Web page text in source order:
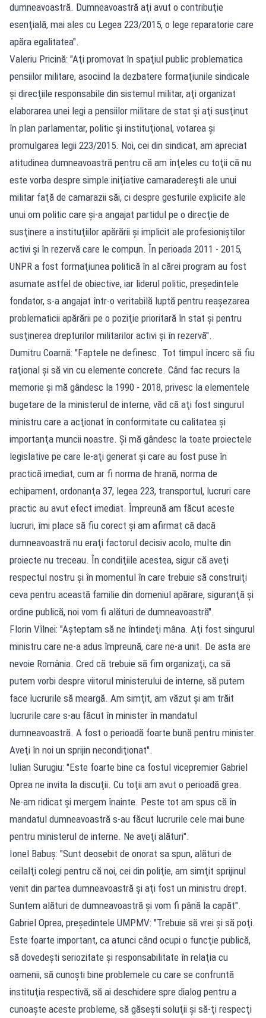
dumneavoastră. Dumneavoastră aţi avut o contribuţie
esenţială, mai ales cu Legea 223/2015, o lege reparatorie care
apăra egalitatea".
Valeriu Pricină: "Aţi promovat în spaţiul public problematica
pensiilor militare, asociind la dezbatere formaţiunile sindicale
şi direcţiile responsabile din sistemul militar, aţi organizat
elaborarea unei legi a pensiilor militare de stat şi aţi susţinut
în plan parlamentar, politic şi instituţional, votarea şi
promulgarea legii 223/2015. Noi, cei din sindicat, am apreciat
atitudinea dumneavoastră pentru că am înţeles cu toţii că nu
este vorba despre simple iniţiative camaradereşti ale unui
militar faţă de camarazii săi, ci despre gesturile explicite ale
unui om politic care şi-a angajat partidul pe o direcţie de
susţinere a instituţiilor apărării şi implicit ale profesioniştilor
activi şi în rezervă care le compun. În perioada 2011 - 2015,
UNPR a fost formaţiunea politică în al cărei program au fost
asumate astfel de obiective, iar liderul politic, preşedintele
fondator, s-a angajat într-o veritabilă luptă pentru reaşezarea
problematicii apărării pe o poziţie prioritară în stat şi pentru
susţinerea drepturilor militarilor activi şi în rezervă".
Dumitru Coarnă: "Faptele ne definesc. Tot timpul încerc să fiu
raţional şi să vin cu elemente concrete. Când fac recurs la
memorie şi mă gândesc la 1990 - 2018, privesc la elementele
bugetare de la ministerul de interne, văd că aţi fost singurul
ministru care a acţionat în conformitate cu calitatea şi
importanţa muncii noastre. Şi mă gândesc la toate proiectele
legislative pe care le-aţi generat şi care au fost puse în
practică imediat, cum ar fi norma de hrană, norma de
echipament, ordonanţa 37, legea 223, transportul, lucruri care
practic au avut efect imediat. Împreună am făcut aceste
lucruri, îmi place să fiu corect şi am afirmat că dacă
dumneavoastră nu eraţi factorul decisiv acolo, multe din
proiecte nu treceau. În condiţiile acestea, sigur că aveţi
respectul nostru şi în momentul în care trebuie să construiţi
ceva pentru această familie din domeniul apărare, siguranţă şi
ordine publică, noi vom fi alături de dumneavoastră".
Florin Vîlnei: "Aşteptam să ne întindeţi mâna. Aţi fost singurul
ministru care ne-a adus împreună, care ne-a unit. De asta are
nevoie România. Cred că trebuie să fim organizaţi, ca să
putem vorbi despre viitorul ministerului de interne, să putem
face lucrurile să meargă. Am simţit, am văzut şi am trăit
lucrurile care s-au făcut în minister în mandatul
dumneavoastră. A fost o perioadă foarte bună pentru minister.
Aveţi în noi un sprijin necondiţionat".
Iulian Surugiu: "Este foarte bine ca fostul vicepremier Gabriel
Oprea ne invita la discuţii. Cu toţii am avut o perioadă grea.
Ne-am ridicat şi mergem înainte. Peste tot am spus că în
mandatul dumneavoastră s-au făcut lucrurile cele mai bune
pentru ministerul de interne. Ne aveţi alături".
Ionel Babuş: "Sunt deosebit de onorat sa spun, alături de
ceilalţi colegi pentru că noi, cei din poliţie, am simţit sprijinul
venit din partea dumneavoastră şi aţi fost un ministru drept.
Suntem alături de dumneavoastră şi vom fi până la capăt".
Gabriel Oprea, preşedintele UMPMV: "Trebuie să vrei şi să poţi.
Este foarte important, ca atunci când ocupi o funcţie publică,
să dovedeşti seriozitate şi responsabilitate în relaţia cu
oamenii, să cunoşti bine problemele cu care se confruntă
instituţia respectivă, să ai deschidere spre dialog pentru a
cunoaşte aceste probleme, să găseşti soluţii şi să-ţi respecţi